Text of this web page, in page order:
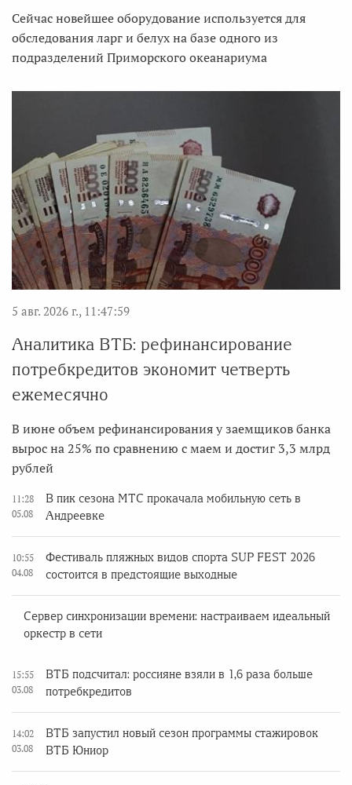
Сейчас новейшее оборудование используется для
обследования ларг и белух на базе одного из
подразделений Приморского океанариума
5 авг. 2026 г., 11:47:59
Аналитика ВТБ: рефинансирование
потребкредитов экономит четверть
ежемесячно
В июне объем рефинансирования у заемщиков банка
вырос на 25% по сравнению с маем и достиг 3,3 млрд
рублей
11:28
05.08
В пик сезона МТС прокачала мобильную сеть в
Андреевке
10:55
04.08
Фестиваль пляжных видов спорта SUP FEST 2026
состоится в предстоящие выходные
Сервер синхронизации времени: настраиваем идеальный
оркестр в сети
15:55
03.08
ВТБ подсчитал: россияне взяли в 1,6 раза больше
потребкредитов
14:02
03.08
ВТБ запустил новый сезон программы стажировок
ВТБ Юниор